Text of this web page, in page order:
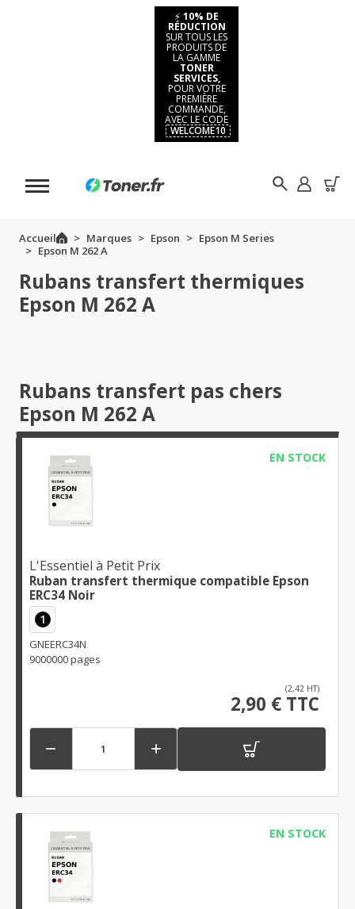
⚡ 10% DE
RÉDUCTION
SUR TOUS LES
PRODUITS DE
LA GAMME
TONER
SERVICES,
POUR VOTRE
PREMIÈRE
COMMANDE,
AVEC LE CODE
WELCOME10
Accueil Marques Epson
Epson M Series
Epson M 262 A
Rubans transfert thermiques
Epson M 262 A
Rubans transfert pas chers
Epson M 262 A
EN STOCK
L'Essentiel à Petit Prix
Ruban transfert thermique compatible Epson
ERC34 Noir
1
GNEERC34N
9000000 pages
(2,42 HT)
2,90 € TTC
 
EN STOCK